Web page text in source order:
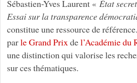
Sébastien-Yves Laurent « État
Essai sur la transparence
constitue une ressource de
parle Grand Prixdel’Académie du
une distinction qui valorise les
sur ces thématiques.